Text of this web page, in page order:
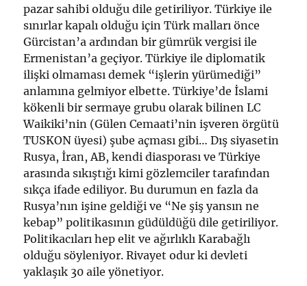
pazar sahibi olduğu dile getiriliyor. Türkiye ile
sınırlar kapalı olduğu için Türk malları önce
Gürcistan’a ardından bir gümrük vergisi ile
Ermenistan’a geçiyor. Türkiye ile diplomatik
ilişki olmaması demek “işlerin yürümediği”
anlamına gelmiyor elbette. Türkiye’de İslami
kökenli bir sermaye grubu olarak bilinen LC
Waikiki’nin (Gülen Cemaati’nin işveren örgütü
TUSKON üyesi) şube açması gibi… Dış siyasetin
Rusya, İran, AB, kendi diasporası ve Türkiye
arasında sıkıştığı kimi gözlemciler tarafından
sıkça ifade ediliyor. Bu durumun en fazla da
Rusya’nın işine geldiği ve “Ne şiş yansın ne
kebap” politikasının güdüldüğü dile getiriliyor.
Politikacıları hep elit ve ağırlıklı Karabağlı
olduğu söyleniyor. Rivayet odur ki devleti
yaklaşık 30 aile yönetiyor.